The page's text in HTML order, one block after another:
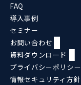
FAQ
導入事例
セミナー
お問い合わせ
資料ダウンロード
プライバシーポリシー
情報セキュリティ方針